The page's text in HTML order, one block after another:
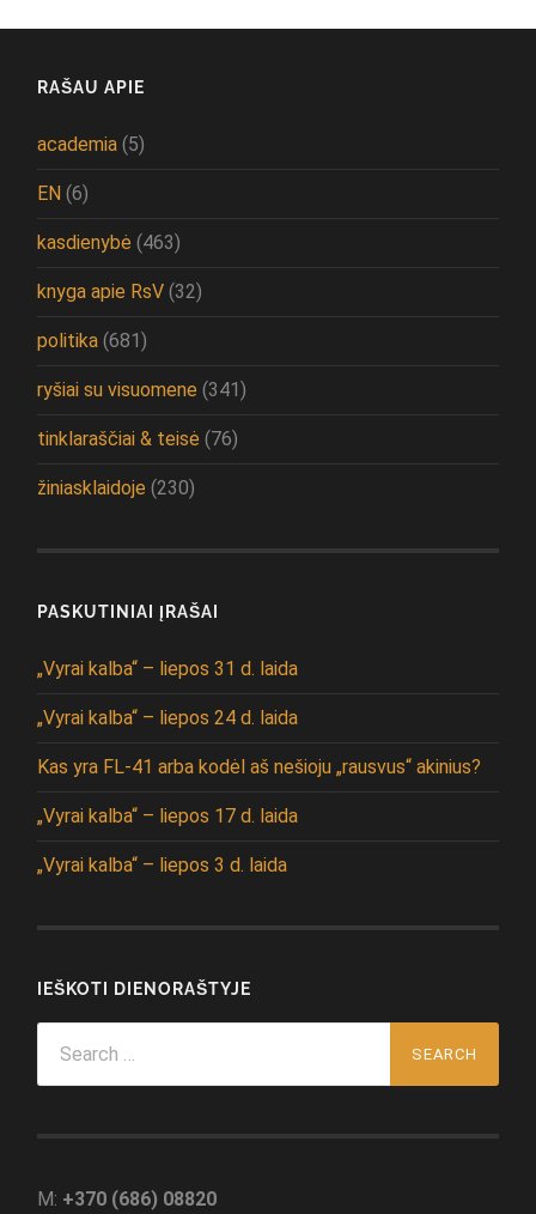
RAŠAU APIE
academia (5)
EN (6)
kasdienybė (463)
knyga apie RsV (32)
politika (681)
ryšiai su visuomene (341)
tinklaraščiai & teisė (76)
žiniasklaidoje (230)
PASKUTINIAI ĮRAŠAI
„Vyrai kalba“ – liepos 31 d. laida
„Vyrai kalba“ – liepos 24 d. laida
Kas yra FL-41 arba kodėl aš nešioju „rausvus“ akinius?
„Vyrai kalba“ – liepos 17 d. laida
„Vyrai kalba“ – liepos 3 d. laida
IEŠKOTI DIENORAŠTYJE
for:
M: +370 (686) 08820